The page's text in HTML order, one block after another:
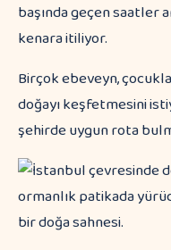
başında geçen
kenara itiliyor.
Birçok ebeveyn,
doğayı keşfetmesini
şehirde uygun rota